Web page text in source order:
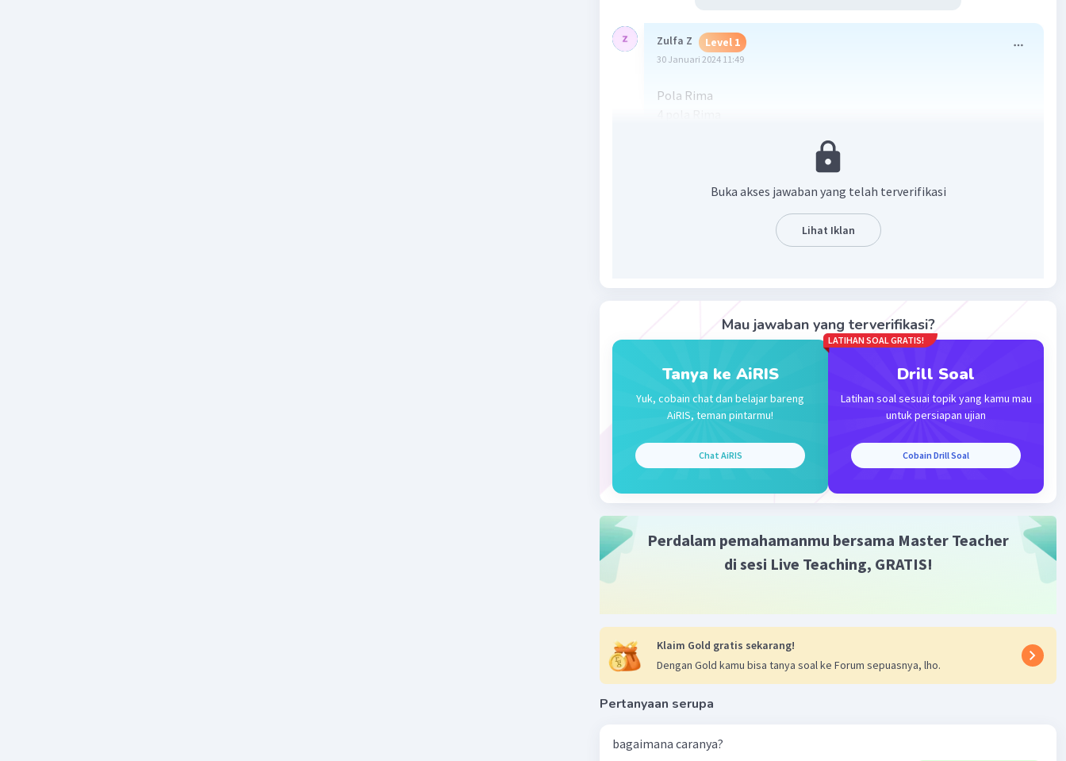
Zulfa Z Level 1
30 Januari 2024 11:49
Pola Rima
Balas
Buka akses jawaban yang telah terverifikasi
Lihat Iklan
Mau jawaban yang terverifikasi?
Tanya ke AiRIS
Yuk, cobain chat dan belajar bareng
AiRIS, teman pintarmu!
Chat AiRIS
LATIHAN SOAL GRATIS!
Drill Soal
Latihan soal sesuai topik yang kamu mau
untuk persiapan ujian
Cobain Drill Soal
Perdalam pemahamanmu bersama Master Teacher
di sesi Live Teaching, GRATIS!
Klaim Gold gratis sekarang!
Dengan Gold kamu bisa tanya soal ke Forum sepuasnya, lho.
Pertanyaan serupa
bagaimana caranya?